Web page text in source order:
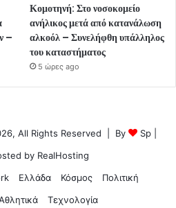
–
Κομοτηνή: Στο νοσοκομείο
ανήλικος μετά από κατανάλωση
αλκοόλ – Συνελήφθη υπάλληλος
του καταστήματος
5 ώρες ago
All Rights Reserved | By Sp
by RealHosting
Ελλάδα Κόσμος
Πολιτική
Τεχνολογία